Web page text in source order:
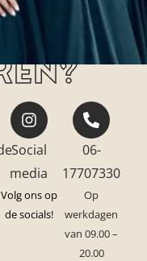
ons
Social
media
Volg ons op
de socials!
06-
17707330
Op
werkdagen
van 09.00 –
20.00